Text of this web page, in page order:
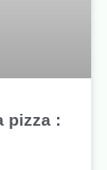
pizza :